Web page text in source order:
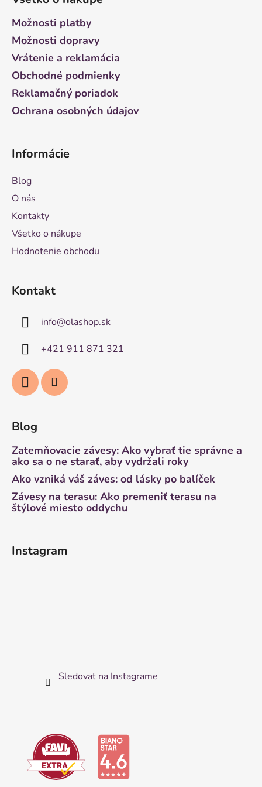
Možnosti platby
Možnosti dopravy
Vrátenie a reklamácia
Obchodné podmienky
Reklamačný poriadok
Ochrana osobných údajov
Informácie
Blog
O nás
Kontakty
Všetko o nákupe
Hodnotenie obchodu
Kontakt
info@olashop.sk
+421 911 871 321
Blog
Zatemňovacie závesy: Ako vybrať tie správne a
ako sa o ne starať, aby vydržali roky
Ako vzniká váš záves: od lásky po balíček
Závesy na terasu: Ako premeniť terasu na
štýlové miesto oddychu
Instagram
Sledovať na Instagrame